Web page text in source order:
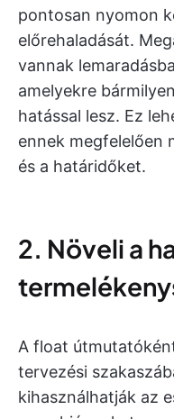
pontosan nyomon
előrehaladását.
vannak
amelyekre
hatással lesz. Ez
ennek megfelelően
és a határidőket.
2. Növeli a
A float
tervezési
kihasználhatják az